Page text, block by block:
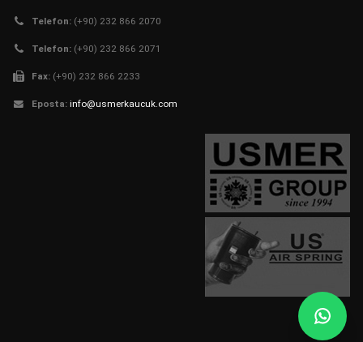
Telefon: (+90) 232 866 2070
Telefon: (+90) 232 866 2071
Fax: (+90) 232 866 2233
Eposta: info@usmerkaucuk.com